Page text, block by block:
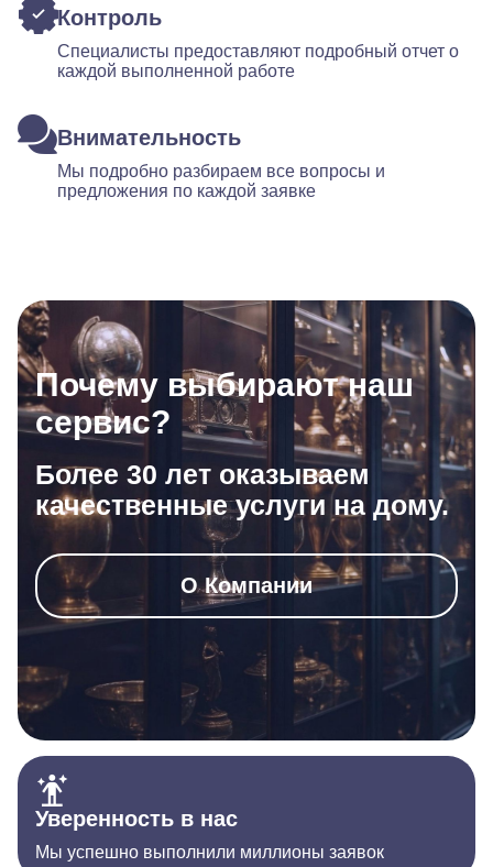
Контроль
Специалисты предоставляют подробный отчет о
каждой выполненной работе
Внимательность
Мы подробно разбираем все вопросы и
предложения по каждой заявке
Почему выбирают наш
сервис?
Более 30 лет оказываем
качественные услуги на дому.
О Компании
Уверенность в нас
Мы успешно выполнили миллионы заявок